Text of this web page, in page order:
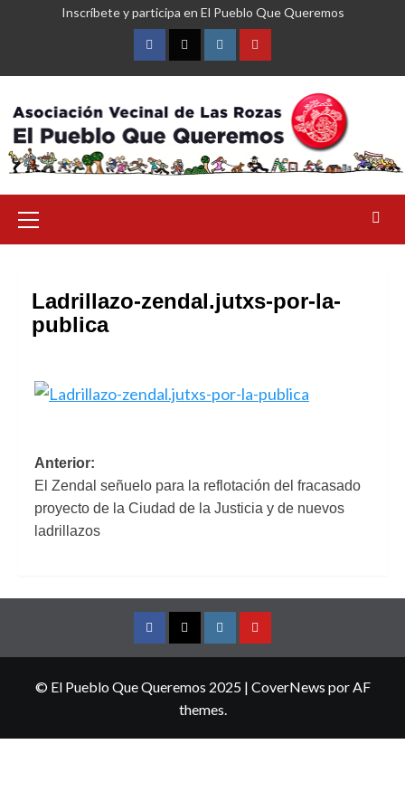
Inscríbete y participa en El Pueblo Que Queremos
FacebookTwitterInstagramYouTube
primario
Ladrillazo-zendal.jutxs-por-la-
publica
Navegación
de
entradas
Anterior:
El Zendal señuelo para la reflotación del fracasado
proyecto de la Ciudad de la Justicia y de nuevos
ladrillazos
FacebookTwitterInstagramYouTube
© El Pueblo Que Queremos 2025 | CoverNews por AF
themes.